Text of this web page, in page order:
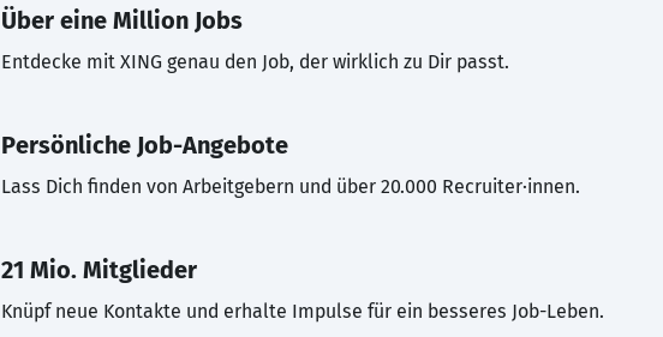
Über eine Million Jobs
Entdecke mit XING genau den Job, der wirklich zu Dir passt.
Persönliche Job-Angebote
Lass Dich finden von Arbeitgebern und über 20.000 Recruiter·innen.
21 Mio. Mitglieder
Knüpf neue Kontakte und erhalte Impulse für ein besseres Job-Leben.